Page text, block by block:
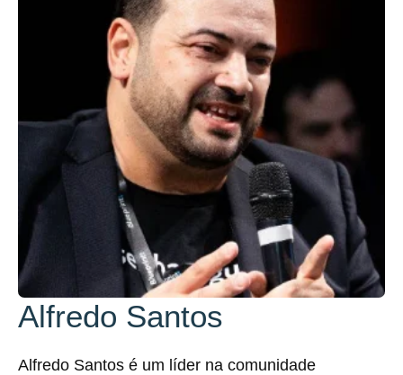
Alfredo Santos
Alfredo Santos é um líder na comunidade